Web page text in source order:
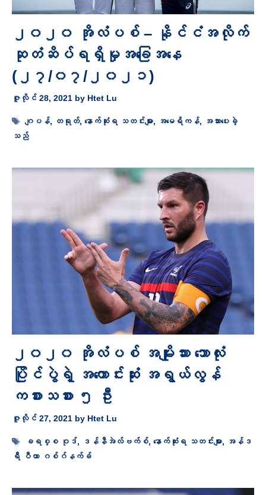
၂၀၂၀ အိုလံပစ် – နိုင်ငံအလိုက်
ဆုတံဆိပ်ရရှိမှုအခြေအနေ
(၂၇/၀၇/၂၀၂၁)
ဇူလိုင် 28, 2021 by Htet Lu
Tags
ဂျပန်, တရုတ်,နောက်ဆုံးရ သတင်းများ, အမေရိကန်,
အသားပေးခဲ့
သည်
၂၀၂၀ အိုလံပစ် အမျိုးသား ဘောလုံး
ပြိုင်ပွဲရဲ့ အကောင်းဆုံး အရွယ်လွန်
ကစားသစား ၅ ဦး
ဇူလိုင် 27, 2021 by Htet Lu
Tags
ခရစ္စ ဝုဒ်, ဒန်နီအဲလ်ဗက်စ်,နောက်ဆုံးရ သတင်းများ,
အန်ဒ
ရီ ပီယာ ဂစ်ဂ်နက်ခ်